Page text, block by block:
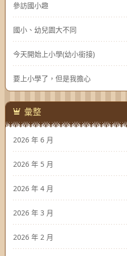
參訪國小趣
國小、幼兒園大不同
今天開始上小學(幼小銜接)
要上小學了，但是我擔心
彙整
2026 年 6 月
2026 年 5 月
2026 年 4 月
2026 年 3 月
2026 年 2 月